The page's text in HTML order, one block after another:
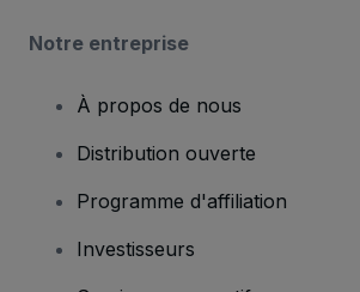
Notre entreprise
À propos de nous
Distribution ouverte
Programme d'affiliation
Investisseurs